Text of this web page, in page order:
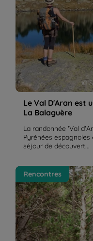
©
Le Val D'Aran est
La Balaguère
La randonnée 'Val
Pyrénées espagnoles
séjour de découvert...
Axelle, voyageuse
zen et spa dans les
Rencontres